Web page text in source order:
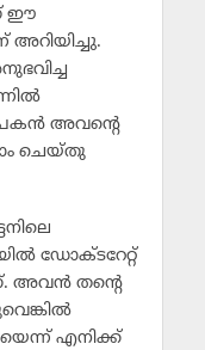
ഈ
അറിയിച്ചു.
അവന്റെ
ചെയ്തു
ഡോക്ടറേറ്റ്
അവന്‍ തന്റെ
എനിക്ക്